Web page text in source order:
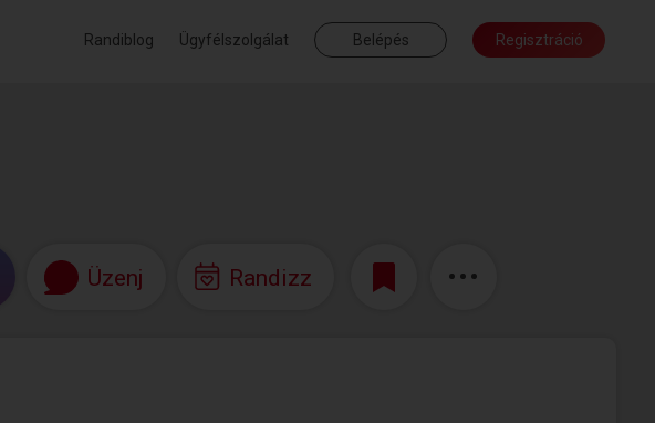
Randiblog Ügyfélszolgálat Belépés Regisztráció
Üzenj Randizz